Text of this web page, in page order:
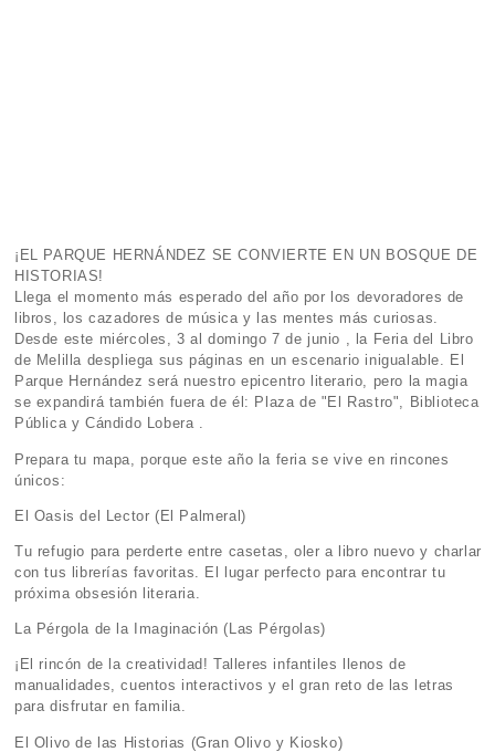
¡EL PARQUE HERNÁNDEZ SE CONVIERTE EN UN BOSQUE DE
HISTORIAS!
Llega el momento más esperado del año por los devoradores de
libros, los cazadores de música y las mentes más curiosas.
Desde este miércoles, 3 al domingo 7 de junio , la Feria del Libro
de Melilla despliega sus páginas en un escenario inigualable. El
Parque Hernández será nuestro epicentro literario, pero la magia
se expandirá también fuera de él: Plaza de "El Rastro", Biblioteca
Pública y Cándido Lobera .
Prepara tu mapa, porque este año la feria se vive en rincones
únicos:
El Oasis del Lector (El Palmeral)
Tu refugio para perderte entre casetas, oler a libro nuevo y charlar
con tus librerías favoritas. El lugar perfecto para encontrar tu
próxima obsesión literaria.
La Pérgola de la Imaginación (Las Pérgolas)
¡El rincón de la creatividad! Talleres infantiles llenos de
manualidades, cuentos interactivos y el gran reto de las letras
para disfrutar en familia.
El Olivo de las Historias (Gran Olivo y Kiosko)